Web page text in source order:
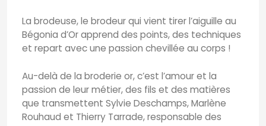
La brodeuse, le brodeur qui vient tirer l’aiguille au
Bégonia d’Or apprend des points, des techniques
et repart avec une passion chevillée au corps !
Au-delà de la broderie or, c’est l’amour et la
passion de leur métier, des fils et des matières
que transmettent Sylvie Deschamps, Marlène
Rouhaud et Thierry Tarrade, responsable des